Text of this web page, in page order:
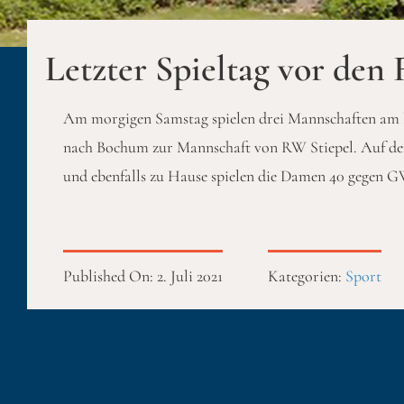
Letzter Spieltag vor den
Am morgigen Samstag spielen drei Mannschaften
nach Bochum zur Mannschaft von RW Stiepel. Auf
und ebenfalls zu Hause spielen die Damen 40 gegen
Published On: 2. Juli 2021 Kategorien: Sport